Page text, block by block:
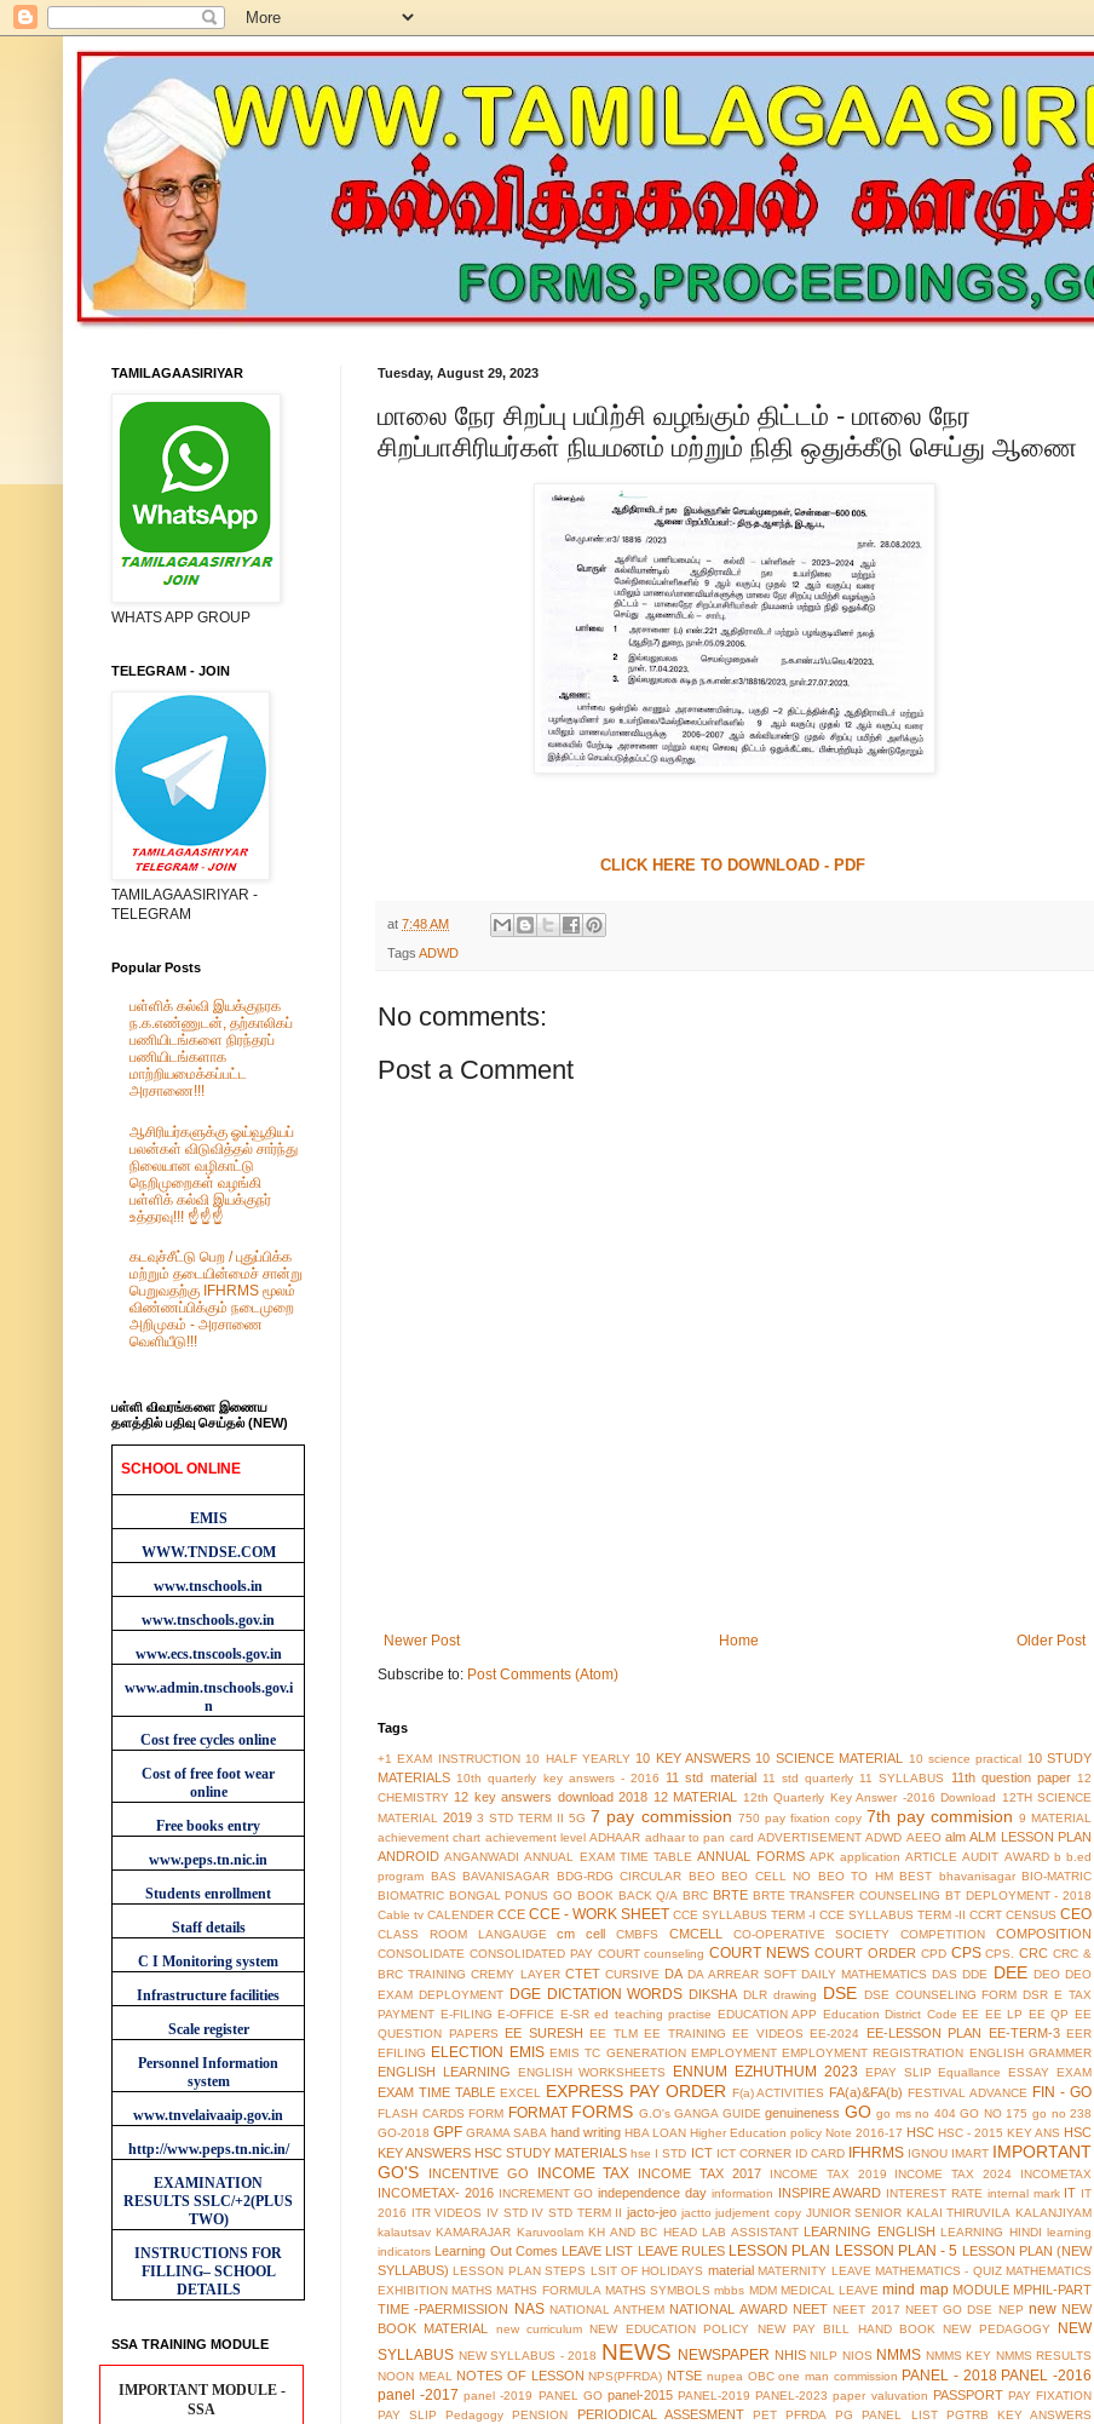
Tuesday, August 29, 2023
மாலை நேர சிறப்பு பயிற்சி வழங்கும் திட்டம் - மாலை நேர
சிறப்பாசிரியர்கள் நியமனம் மற்றும் நிதி ஒதுக்கீடு செய்து ஆணை
CLICK HERE TO DOWNLOAD - PDF
at 7:48 AM
Tags ADWD
No comments:
Post a Comment
Newer Post Older Post
Home
Subscribe to: Post Comments (Atom)
Tags
+1 EXAM INSTRUCTION 10 HALF YEARLY 10 KEY ANSWERS 10 SCIENCE MATERIAL 10 science practical
10 STUDY
MATERIALS 10th quarterly key answers - 2016 11 std material 11 std quarterly 11 SYLLABUS 11th question paper 12
CHEMISTRY 12 key answers download 2018 12 MATERIAL 12th Quarterly Key Answer -2016 Download
12TH SCIENCE
MATERIAL 2019 3 STD TERM II 5G 7 pay commission 750 pay fixation copy 7th pay commision 9 MATERIAL
achievement chart achievement level ADHAAR adhaar to pan card ADVERTISEMENT ADWD AEEO alm ALM LESSON PLAN
ANDROID ANGANWADI ANNUAL EXAM TIME TABLE ANNUAL FORMS APK application ARTICLE AUDIT AWARD b b.ed
program
BAS BAVANISAGAR BDG-RDG CIRCULAR BEO BEO CELL NO BEO TO HM BEST bhavanisagar BIO-MATRIC
BIOMATRIC BONGAL PONUS GO BOOK BACK Q/A BRC BRTE BRTE TRANSFER COUNSELING BT DEPLOYMENT - 2018
Cable tv CALENDER CCE CCE - WORK SHEET CCE SYLLABUS TERM -I CCE SYLLABUS TERM -II CCRT CENSUS CEO
CLASS ROOM LANGAUGE cm cell CMBFS CMCELL CO-OPERATIVE SOCIETY COMPETITION COMPOSITION
CONSOLIDATE CONSOLIDATED PAY COURT counseling COURT NEWS COURT ORDER CPD CPS CPS. CRC CRC &
BRC TRAINING CREMY LAYER CTET CURSIVE DA DA ARREAR SOFT DAILY MATHEMATICS DAS DDE DEE DEO DEO
EXAM
DEPLOYMENT DGE DICTATION WORDS DIKSHA DLR drawing DSE DSE COUNSELING FORM DSR E TAX
PAYMENT E-FILING E-OFFICE E-SR ed teaching practise EDUCATION APP Education District Code EE EE LP EE QP
EE
QUESTION PAPERS
EE SURESH EE TLM EE TRAINING EE VIDEOS EE-2024 EE-LESSON PLAN EE-TERM-3 EER
EFILING
ELECTION EMIS EMIS TC GENERATION EMPLOYMENT EMPLOYMENT REGISTRATION ENGLISH GRAMMER
ENGLISH LEARNING ENGLISH WORKSHEETS ENNUM EZHUTHUM 2023 EPAY SLIP Equallance ESSAY EXAM
EXAM TIME TABLE EXCEL EXPRESS PAY ORDER F(a) ACTIVITIES FA(a)&FA(b) FESTIVAL ADVANCE FIN - GO
FLASH CARDS FORM FORMAT FORMS G.O's GANGA GUIDE genuineness GO go ms no 404 GO NO 175 go no 238
GO-2018 GPF GRAMA SABA hand writing HBA LOAN Higher Education policy Note 2016-17 HSC HSC - 2015 KEY ANS HSC
KEY ANSWERS HSC STUDY MATERIALS hse I STD ICT ICT CORNER ID CARD IFHRMS IGNOU IMART IMPORTANT
GO'S
INCENTIVE GO INCOME TAX INCOME TAX 2017 INCOME TAX 2019 INCOME TAX 2024 INCOMETAX
INCOMETAX- 2016 INCREMENT GO independence day information INSPIRE AWARD INTEREST RATE internal mark IT
IT
2016
ITR VIDEOS IV STD IV STD TERM II jacto-jeo jactto judjement copy JUNIOR SENIOR KALAI THIRUVILA KALANJIYAM
kalautsav KAMARAJAR Karuvoolam KH AND BC HEAD LAB ASSISTANT LEARNING ENGLISH LEARNING HINDI
learning
indicators Learning Out Comes LEAVE LIST LEAVE RULES LESSON PLAN LESSON PLAN - 5 LESSON PLAN (NEW
SYLLABUS) LESSON PLAN STEPS LSIT OF HOLIDAYS material MATERNITY LEAVE MATHEMATICS - QUIZ MATHEMATICS
EXHIBITION MATHS MATHS FORMULA MATHS SYMBOLS mbbs MDM MEDICAL LEAVE mind map MODULE MPHIL-PART
TIME -PAERMISSION
NAS NATIONAL ANTHEM NATIONAL AWARD NEET NEET 2017 NEET GO DSE NEP new NEW
BOOK MATERIAL
new curriculum NEW EDUCATION POLICY NEW PAY BILL HAND BOOK NEW PEDAGOGY
NEW
SYLLABUS NEW SYLLABUS - 2018 NEWS NEWSPAPER NHIS NILP NIOS NMMS NMMS KEY NMMS RESULTS
NOON MEAL NOTES OF LESSON NPS(PFRDA) NTSE nupea OBC one man commission PANEL - 2018 PANEL -2016
panel -2017 panel -2019 PANEL GO panel-2015 PANEL-2019 PANEL-2023 paper valuvation PASSPORT PAY FIXATION
PAY SLIP
Pedagogy PENSION PERIODICAL ASSESMENT PET PFRDA PG PANEL LIST PGTRB KEY ANSWERS
TAMILAGAASIRIYAR
WHATS APP GROUP
TELEGRAM - JOIN
TAMILAGAASIRIYAR -
TELEGRAM
Popular Posts
பள்ளிக் கல்வி இயக்குநரக
ந.க.எண்ணுடன், தற்காலிகப்
பணியிடங்களை நிரந்தரப்
பணியிடங்களாக
மாற்றியமைக்கப்பட்ட
அரசாணை!!!
ஆசிரியர்களுக்கு ஓய்வூதியப்
பலன்கள் விடுவித்தல் சார்ந்து
நிலையான வழிகாட்டு
நெறிமுறைகள் வழங்கி
பள்ளிக் கல்வி இயக்குநர்
உத்தரவு!!! ☝️☝️☝️
கடவுச்சீட்டு பெற / புதுப்பிக்க
மற்றும் தடையின்மைச் சான்று
பெறுவதற்கு IFHRMS மூலம்
விண்ணப்பிக்கும் நடைமுறை
அறிமுகம் - அரசாணை
வெளியீடு!!!
பள்ளி விவரங்களை இணைய
தளத்தில் பதிவு செய்தல் (NEW)
SCHOOL ONLINE
EMIS
WWW.TNDSE.COM
www.tnschools.in
www.tnschools.gov.in
www.ecs.tnscools.gov.in
www.admin.tnschools.gov.i
n
Cost free cycles online
Cost of free foot wear
online
Free books entry
www.peps.tn.nic.in
Students enrollment
Staff details
C I Monitoring system
Infrastructure facilities
Scale register
Personnel Information
system
www.tnvelaivaaip.gov.in
http://www.peps.tn.nic.in/
EXAMINATION
RESULTS SSLC/+2(PLUS
TWO)
INSTRUCTIONS FOR
FILLING– SCHOOL
DETAILS
SSA TRAINING MODULE
IMPORTANT MODULE -
SSA